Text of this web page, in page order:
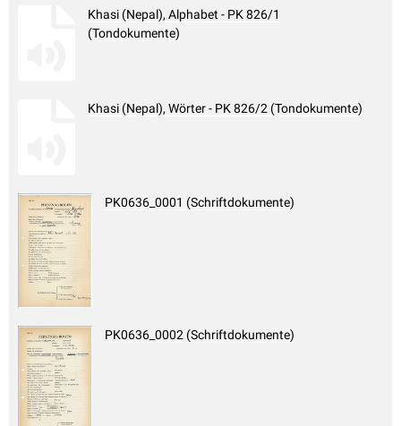
Khasi (Nepal), Alphabet - PK 826/1
(Tondokumente)
Khasi (Nepal), Wörter - PK 826/2 (Tondokumente)
PK0636_0001 (Schriftdokumente)
PK0636_0002 (Schriftdokumente)